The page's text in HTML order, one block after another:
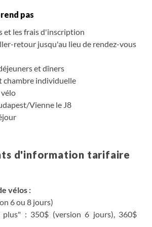
pas
et les frais d'inscription
retour jusqu'au lieu de rendez-vous
et dîners
chambre individuelle
Vienne le J8
d'information tarifaire
vélos :
6 ou 8 jours)
: 350$ (version 6 jours), 360$